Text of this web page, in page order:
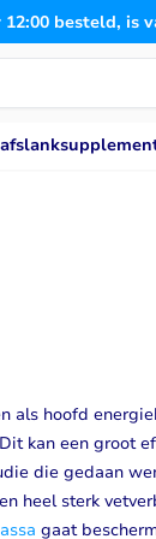
besteld, is
als hoofd
kan een groot
die gedaan
heel sterk
gaat